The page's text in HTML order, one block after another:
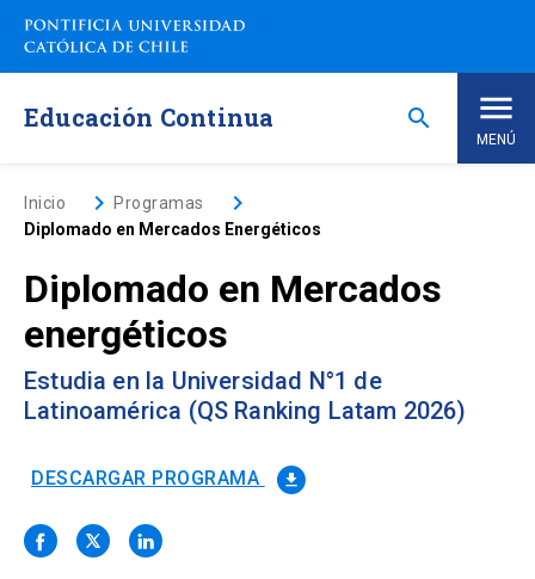
Saltar
contenido
Educación Continua search
MENÚ
Inicio
Programas de Estudio
Programas Corporativos
Noticias
Solicitud Certificados
Inicio keyboard_arrow_rightProgramas keyboard_arrow_right
Diplomado en Mercados Energéticos
Diplomado en Mercados
energéticos
Estudia en la Universidad N°1 de
Latinoamérica (QS Ranking Latam 2026)
DESCARGAR PROGRAMA file_download